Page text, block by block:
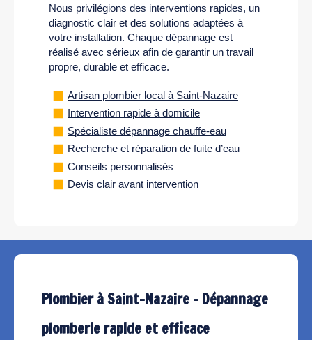
Nous privilégions des interventions rapides, un
diagnostic clair et des solutions adaptées à
votre installation. Chaque dépannage est
réalisé avec sérieux afin de garantir un travail
propre, durable et efficace.
Artisan plombier local à Saint-Nazaire
Intervention rapide à domicile
Spécialiste dépannage chauffe-eau
Recherche et réparation de fuite d’eau
Conseils personnalisés
Devis clair avant intervention
Plombier à Saint-Nazaire – Dépannage
plomberie rapide et efficace